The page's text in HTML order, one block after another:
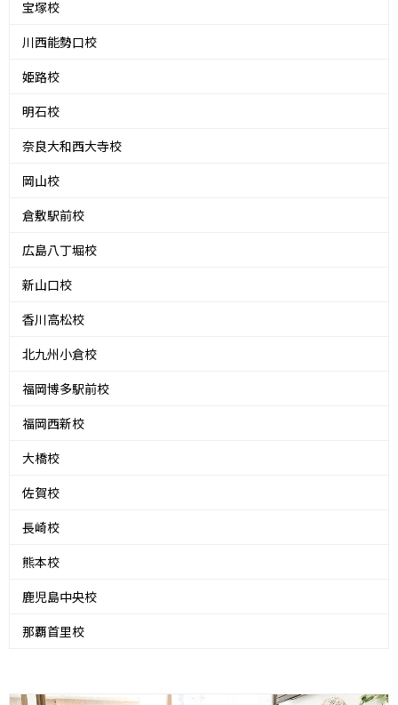
宝塚校
川西能勢口校
姫路校
明石校
奈良大和西大寺校
岡山校
倉敷駅前校
広島八丁堀校
新山口校
香川高松校
北九州小倉校
福岡博多駅前校
福岡西新校
大橋校
佐賀校
長崎校
熊本校
鹿児島中央校
那覇首里校